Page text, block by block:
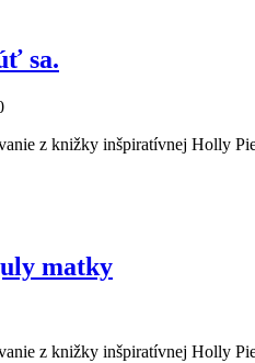
sa.
z knižky inšpiratívnej Holly
matky
z knižky inšpiratívnej Holly